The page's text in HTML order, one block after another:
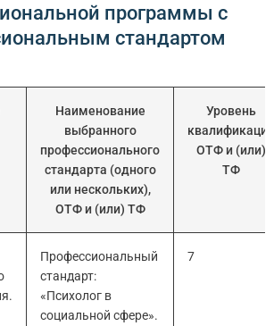
программы с
стандартом
Наименование
выбранного
профессионального
стандарта (одного
или нескольких),
ОТФ и (или) ТФ
Уровень
квалификации
ОТФ и (или)
ТФ
Профессиональный
стандарт:
«Психолог в
социальной сфере».
7